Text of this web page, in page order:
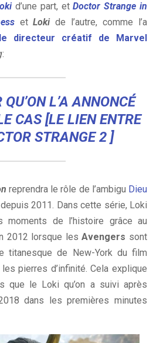
d’une part, etDoctor Strange in
etLokide l’autre, comme l’a
directeur créatif de Marvel
:
L’A ANNONCÉ
CAS[LE LIEN ENTRE
STRANGE 2 ]
reprendra le rôle de l’ambigu Dieu
depuis 2011. Dans cette série, Loki
moments de l’histoire grâce au
2012 lorsque lesAvengers sont
titanesque de New-York du film
pierres d’infinité. Cela explique
que le Loki qu’on a suivi après
dans les premières minutes